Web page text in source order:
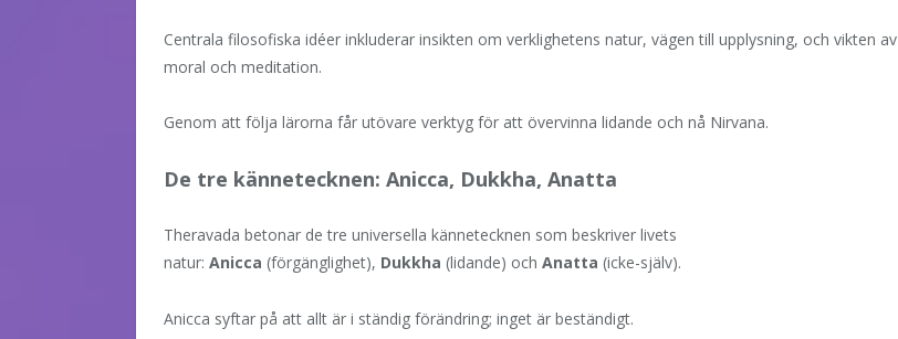
Centrala filosofiska idéer inkluderar insikten om verklighetens natur, vägen till upplysning, och vikten av
moral och meditation.
Genom att följa lärorna får utövare verktyg för att övervinna lidande och nå Nirvana.
De tre kännetecknen: Anicca, Dukkha, Anatta
Theravada betonar de tre universella kännetecknen som beskriver livets
natur: Anicca (förgänglighet), Dukkha (lidande) och Anatta (icke-själv).
Anicca syftar på att allt är i ständig förändring; inget är beständigt.